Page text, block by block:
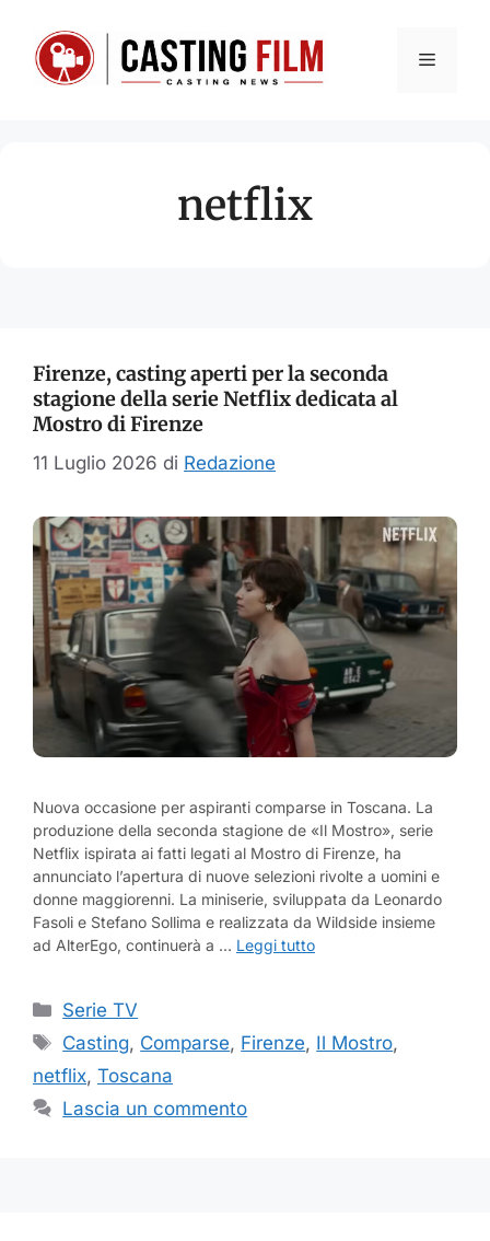
contenuto
Menu
netflix
Firenze, casting aperti per la seconda
stagione della serie Netflix dedicata al
Mostro di Firenze
11 Luglio 2026 di Redazione
Nuova occasione per aspiranti comparse in Toscana. La
produzione della seconda stagione de «Il Mostro», serie
Netflix ispirata ai fatti legati al Mostro di Firenze, ha
annunciato l’apertura di nuove selezioni rivolte a uomini e
donne maggiorenni. La miniserie, sviluppata da Leonardo
Fasoli e Stefano Sollima e realizzata da Wildside insieme
ad AlterEgo, continuerà a … Leggi tutto
Categorie
Serie TV
Tag
Casting, Comparse, Firenze, Il Mostro,
netflix, Toscana
Lascia un commento